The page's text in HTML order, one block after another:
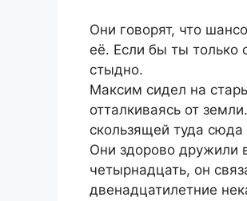
Они говорят, что
её. Если бы ты только
стыдно.
Максим сидел на
отталкиваясь от
скользящей туда
Они здорово дружили
четырнадцать, он
двенадцатилетние